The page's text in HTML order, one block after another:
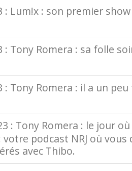
Lum!x : son premier show
Tony Romera : sa folle
Tony Romera : il a un
: Tony Romera : le jour
podcast NRJ où vous
avec Thibo.